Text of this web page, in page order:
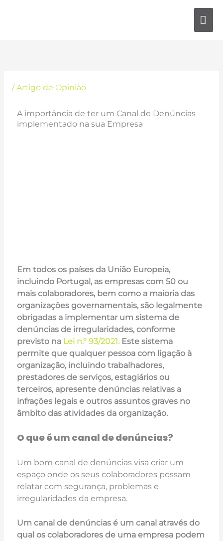
/Artigo de Opinião
A importância de ter um Canal de Denúncias
implementado na sua Empresa
Em todos os países da União Europeia,
incluindo Portugal, as empresas com 50 ou
mais colaboradores, bem como a maioria das
organizações governamentais, são legalmente
obrigadas a implementar um sistema de
denúncias de irregularidades, conforme
previsto na Lei n.º 93/2021.Este sistema
permite que qualquer pessoa com ligação à
organização, incluindo trabalhadores,
prestadores de serviços, estagiários ou
terceiros, apresente denúncias relativas a
infrações legais e outros assuntos graves no
âmbito das atividades da organização.
O que é um canal de denúncias?
Um bom canal de denúncias visa criar um
espaço onde os seus colaboradores possam
relatar com segurança, problemas e
irregularidades da empresa.
Um canal de denúncias é um canal através do
qual os colaboradores de uma empresa podem